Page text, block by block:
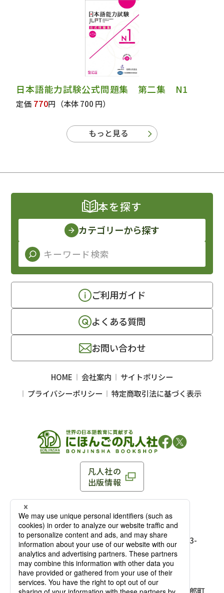
日本語能力試験公式問題集 第二集 N1
定価 770円 （本体 700 円）
もっと見る
凡人社の
出版情報
〒102-0093 東京都千代田区平河町 1-3-13 8F
TEL：03-3263-3959／FAX：03-3263-3116
麹町店
〒102-0093 東京都千代田区平河町1-3-
13 8F［アクセス］
TEL：03-3239-8673／FAX：03-3263-
3116
〒541-0056 大阪府大阪市中央区久太郎町
本を探す
カテゴリーから探す
ご利用ガイド
よくある質問
お問い合わせ
HOME 会社案内
サイトポリシー
プライバシーポリシー
特定商取引法に基づく表示